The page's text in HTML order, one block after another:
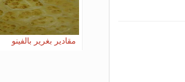
مقادير بغرير بالفينو